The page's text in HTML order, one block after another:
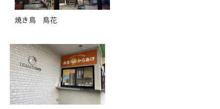
焼き鳥 鳥花